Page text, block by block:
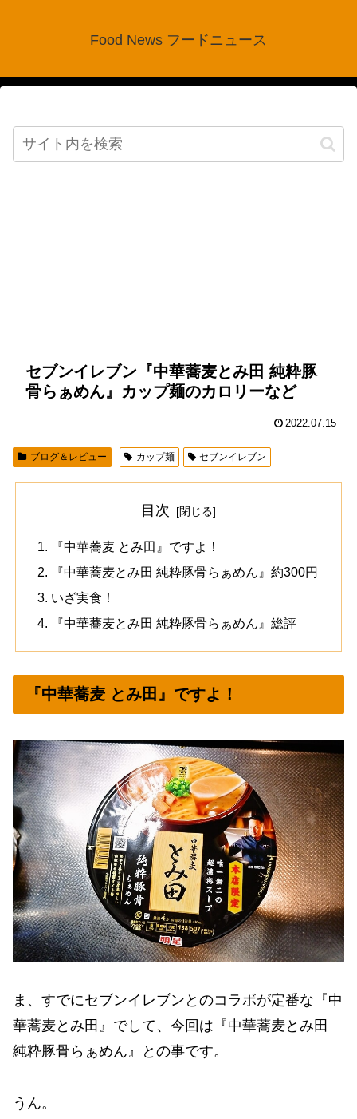
Food News フードニュース
セブンイレブン『中華蕎麦とみ田 純粋豚
骨らぁめん』カップ麺のカロリーなど
2022.07.15
ブログ＆レビュー カップ麺 セブンイレブン
目次
『中華蕎麦 とみ田』ですよ！
『中華蕎麦とみ田 純粋豚骨らぁめん』約300円
いざ実食！
『中華蕎麦とみ田 純粋豚骨らぁめん』総評
『中華蕎麦 とみ田』ですよ！
ま、すでにセブンイレブンとのコラボが定番な『中
華蕎麦とみ田』でして、今回は『中華蕎麦とみ田
純粋豚骨らぁめん』との事です。
うん。